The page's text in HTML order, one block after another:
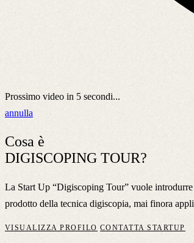
Prossimo video in 5 secondi...
annulla
Cosa è
DIGISCOPING TOUR?
La Start Up “Digiscoping Tour” vuole
prodotto della tecnica digiscopia, mai finora
VISUALIZZA PROFILO CONTATTA STARTUP